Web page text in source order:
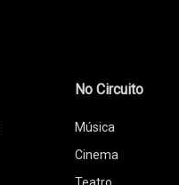
No Circuito
Música
Cinema
Teatro